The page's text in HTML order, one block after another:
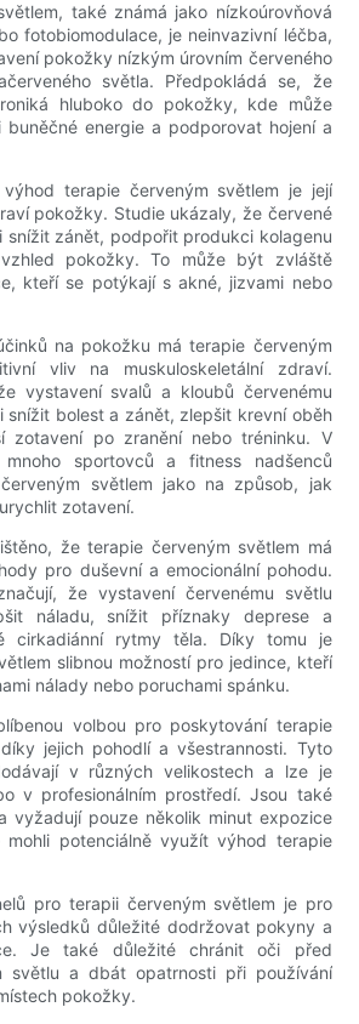
také známá jako nízkoúrovňová
fotobiomodulace, je neinvazivní léčba,
pokožky nízkým úrovním červeného
světla. Předpokládá se, že
hluboko do pokožky, kde může
buněčné energie a podporovat hojení a
terapie červeným světlem je její
pokožky. Studie ukázaly, že červené
snížit zánět, podpořit produkci kolagenu
pokožky. To může být zvláště
kteří se potýkají s akné, jizvami nebo
na pokožku má terapie červeným
vliv na muskuloskeletální zdraví.
vystavení svalů a kloubů červenému
snížit bolest a zánět, zlepšit krevní oběh
zotavení po zranění nebo tréninku. V
sportovců a fitness nadšenců
světlem jako na způsob, jak
zotavení.
že terapie červeným světlem má
pro duševní a emocionální pohodu.
že vystavení červenému světlu
náladu, snížit příznaky deprese a
cirkadiánní rytmy těla. Díky tomu je
slibnou možností pro jedince, kteří
nálady nebo poruchami spánku.
volbou pro poskytování terapie
jejich pohodlí a všestrannosti. Tyto
v různých velikostech a lze je
v profesionálním prostředí. Jsou také
vyžadují pouze několik minut expozice
potenciálně využít výhod terapie
pro terapii červeným světlem je pro
výsledků důležité dodržovat pokyny a
Je také důležité chránit oči před
světlu a dbát opatrnosti při používání
pokožky.